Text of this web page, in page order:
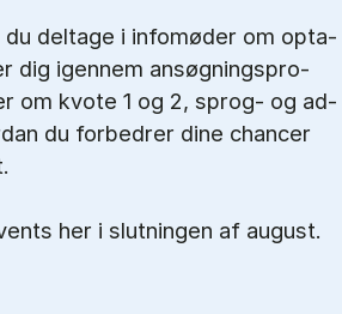
du del­tage i in­fo­mø­der om op­ta­
dig igen­nem an­søg­nings­pro­
om kvo­te 1 og 2, sprog- og ad­
du forbedrer dine chancer
her i slutningen af august.